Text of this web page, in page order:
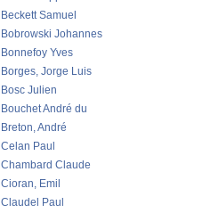
Beckett Samuel
Bobrowski Johannes
Bonnefoy Yves
Borges, Jorge Luis
Bosc Julien
Bouchet André du
Breton, André
Celan Paul
Chambard Claude
Cioran, Emil
Claudel Paul